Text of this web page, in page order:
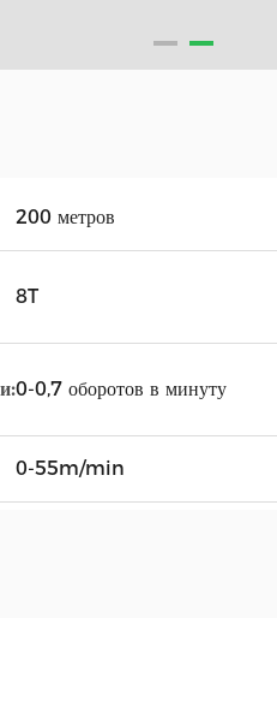
200 метров
8T
0-0,7 оборотов в минуту
0-55m/min